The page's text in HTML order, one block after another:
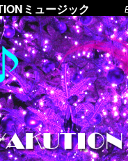
ミュージック